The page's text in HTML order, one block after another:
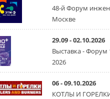
охлаждения
Mitsubishi Electric
компанию MEHITS US
31 ИЮЛЯ 2026
США запретили
иностранных
комиссия по связи
свой специальный
31 ИЮЛЯ 2026
48-й Форум
Москве
29.09 - 02.10.2026
Выставка - Форум
2026
06 - 09.10.2026
КОТЛЫ И